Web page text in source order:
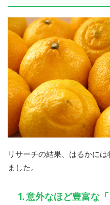
リサーチの結果、はるかに
ました。
1. 意外なほど豊富な